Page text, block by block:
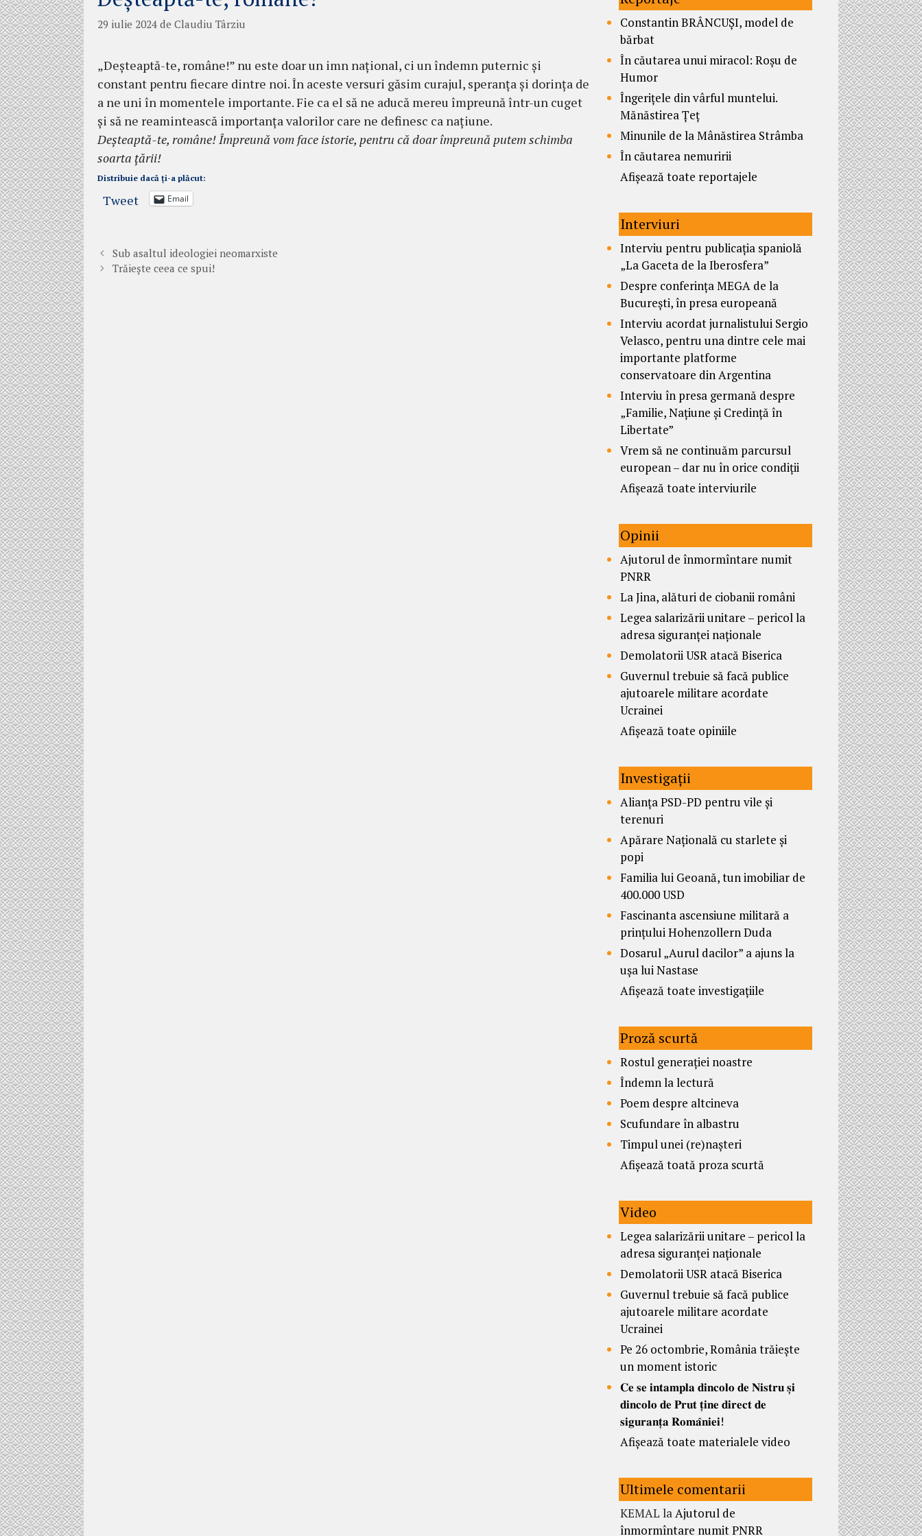
29 iulie 2024 de Claudiu Târziu
„Deșteaptă-te, române!” nu este doar un imn național, ci un îndemn puternic și
constant pentru fiecare dintre noi. În aceste versuri găsim curajul, speranța și dorința de
a ne uni în momentele importante. Fie ca el să ne aducă mereu împreună într-un cuget
și să ne reamintească importanța valorilor care ne definesc ca națiune.
Deșteaptă-te, române! Împreună vom face istorie, pentru că doar împreună putem schimba
soarta țării!
Distribuie dacă ți-a plăcut:
Tweet Email
Sub asaltul ideologiei neomarxiste
Trăiește ceea ce spui!
Constantin BRÂNCUȘI, model de
bărbat
În căutarea unui miracol: Roșu de
Humor
Îngerițele din vârful muntelui.
Mănăstirea Țeț
Minunile de la Mânăstirea Strâmba
În căutarea nemuririi
Afișează toate reportajele
Interviuri
Interviu pentru publicația spaniolă
„La Gaceta de la Iberosfera”
Despre conferința MEGA de la
București, în presa europeană
Interviu acordat jurnalistului Sergio
Velasco, pentru una dintre cele mai
importante platforme
conservatoare din Argentina
Interviu în presa germană despre
„Familie, Națiune și Credință în
Libertate”
Vrem să ne continuăm parcursul
european – dar nu în orice condiții
Afișează toate interviurile
Opinii
Ajutorul de înmormîntare numit
PNRR
La Jina, alături de ciobanii români
Legea salarizării unitare – pericol la
adresa siguranței naționale
Demolatorii USR atacă Biserica
Guvernul trebuie să facă publice
ajutoarele militare acordate
Ucrainei
Afișează toate opiniile
Investigații
Alianța PSD-PD pentru vile și
terenuri
Apărare Națională cu starlete și
popi
Familia lui Geoană, tun imobiliar de
400.000 USD
Fascinanta ascensiune militară a
prințului Hohenzollern Duda
Dosarul „Aurul dacilor” a ajuns la
ușa lui Nastase
Afișează toate investigațiile
Proză scurtă
Rostul generației noastre
Îndemn la lectură
Poem despre altcineva
Scufundare în albastru
Timpul unei (re)nașteri
Afișează toată proza scurtă
Video
Legea salarizării unitare – pericol la
adresa siguranței naționale
Demolatorii USR atacă Biserica
Guvernul trebuie să facă publice
ajutoarele militare acordate
Ucrainei
Pe 26 octombrie, România trăiește
un moment istoric
𝐂𝐞 𝐬𝐞 𝐢𝐧𝐭𝐚𝐦𝐩𝐥𝐚 𝐝𝐢𝐧𝐜𝐨𝐥𝐨 𝐝𝐞 𝐍𝐢𝐬𝐭𝐫𝐮 𝐬̦𝐢
𝐝𝐢𝐧𝐜𝐨𝐥𝐨 𝐝𝐞 𝐏𝐫𝐮𝐭 𝐭̦𝐢𝐧𝐞 𝐝𝐢𝐫𝐞𝐜𝐭 𝐝𝐞
𝐬𝐢𝐠𝐮𝐫𝐚𝐧𝐭̦𝐚 𝐑𝐨𝐦𝐚̂𝐧𝐢𝐞𝐢!
Afișează toate materialele video
Ultimele comentarii
KEMAL laAjutorul de
înmormîntare numit PNRR